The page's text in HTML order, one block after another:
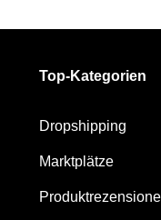
Top-Kategorien
Dropshipping
Marktplätze